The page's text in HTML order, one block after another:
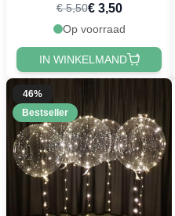
€ 5,50€ 3,50
Op voorraad
IN WINKELMAND
46%
Bestseller